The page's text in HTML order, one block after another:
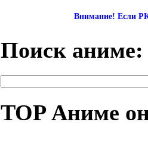
Внимание! Если
Поиск аниме:
TOP Аниме